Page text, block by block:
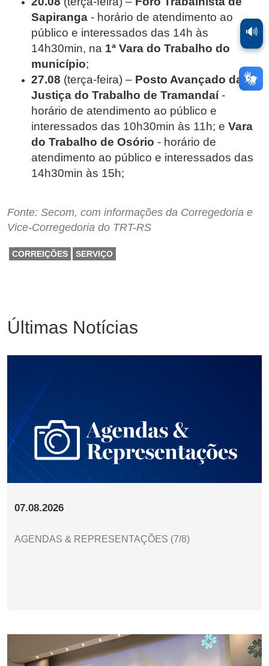
Sapiranga - horário de atendimento ao
público e interessados das 14h às
14h30min, na 1ª Vara do Trabalho do
município;
27.08 (terça-feira) – Posto Avançado da
Justiça do Trabalho de Tramandaí-
horário de atendimento ao público e
interessados das 10h30min às 11h; e Vara
do Trabalho de Osório - horário de
atendimento ao público e interessados das
14h30min às 15h;
Fonte: Secom, com informações da Corregedoria e
Vice-Corregedoria do TRT-RS
CORREIÇÕES SERVIÇO
Últimas Notícias
07.08.2026
AGENDAS & REPRESENTAÇÕES (7/8)
🔊